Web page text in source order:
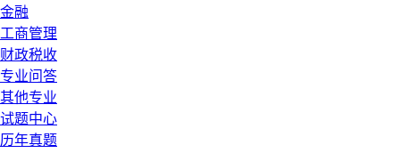
金融
工商管理
财政税收
专业问答
其他专业
试题中心
历年真题